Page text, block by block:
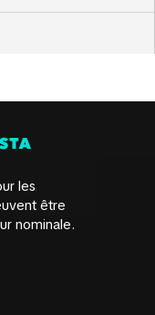
les
être
nominale.